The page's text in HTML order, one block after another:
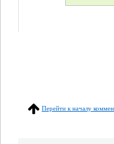
Перейти к началу